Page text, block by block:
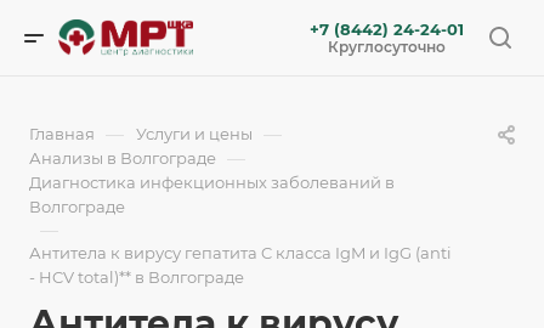
+7 (8442) 24-24-01
Круглосуточно
Главная — Услуги и цены —
Анализы в Волгограде —
Диагностика инфекционных заболеваний в
Волгограде
—
Антитела к вирусу гепатита C класса IgM и IgG (anti
- HCV total)** в Волгограде